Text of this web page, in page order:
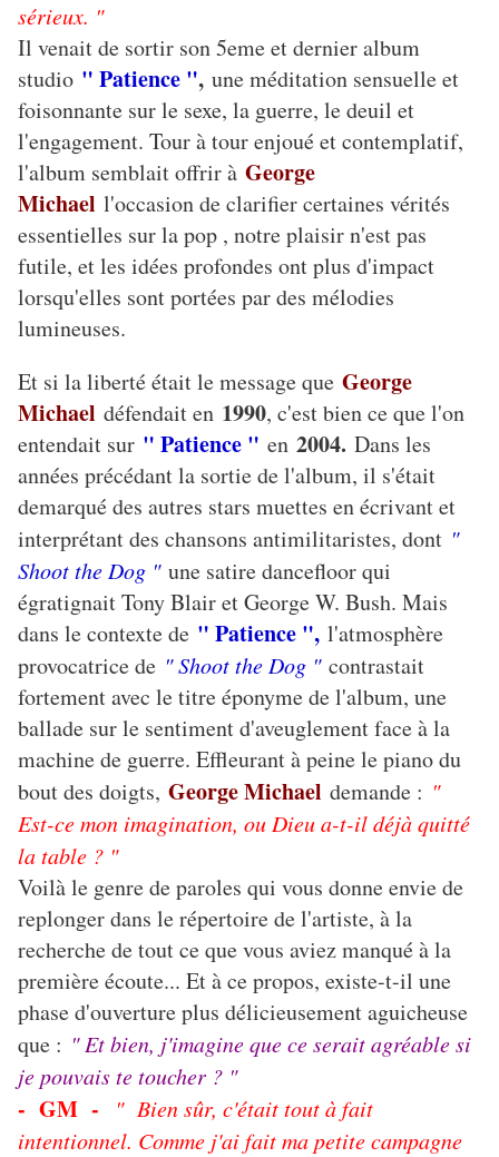
sérieux. "
Il venait de sortir son 5eme et dernier album
studio " Patience ", une méditation sensuelle et
foisonnante sur le sexe, la guerre, le deuil et
l'engagement. Tour à tour enjoué et contemplatif,
l'album semblait offrir à George
Michael l'occasion de clarifier certaines vérités
essentielles sur la pop , notre plaisir n'est pas
futile, et les idées profondes ont plus d'impact
lorsqu'elles sont portées par des mélodies
lumineuses.
Et si la liberté était le message que George
Michael défendait en 1990, c'est bien ce que l'on
entendait sur " Patience " en 2004. Dans les
années précédant la sortie de l'album, il s'était
demarqué des autres stars muettes en écrivant et
interprétant des chansons antimilitaristes, dont "
Shoot the Dog " une satire dancefloor qui
égratignait Tony Blair et George W. Bush. Mais
dans le contexte de " Patience ", l'atmosphère
provocatrice de " Shoot the Dog " contrastait
fortement avec le titre éponyme de l'album, une
ballade sur le sentiment d'aveuglement face à la
machine de guerre. Effleurant à peine le piano du
bout des doigts, George Michael demande : "
Est-ce mon imagination, ou Dieu a-t-il déjà quitté
la table ? "
Voilà le genre de paroles qui vous donne envie de
replonger dans le répertoire de l'artiste, à la
recherche de tout ce que vous aviez manqué à la
première écoute... Et à ce propos, existe-t-il une
phase d'ouverture plus délicieusement aguicheuse
que : " Et bien, j'imagine que ce serait agréable si
je pouvais te toucher ? "
- GM -
" Bien sûr, c'était tout à fait
intentionnel. Comme j'ai fait ma petite campagne